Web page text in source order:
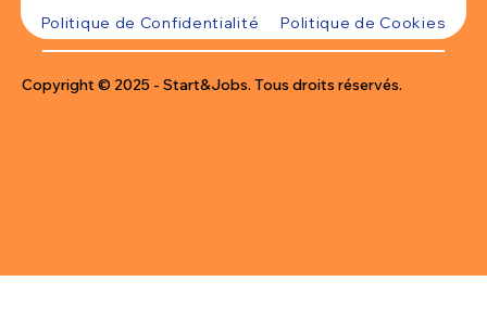
Copyright © 2025 - Start&Jobs. Tous droits réservés.
Politique de Confidentialité
Politique de Cookies